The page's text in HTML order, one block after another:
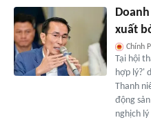
xuất
Chính
Tại hội
hợp lý?'
Thanh
động
nghịch